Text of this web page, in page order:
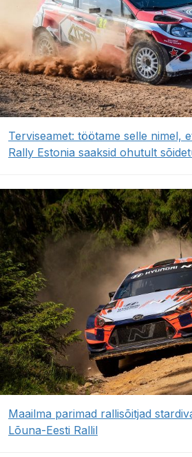
Terviseamet: töötame selle nimel,
Rally Estonia saaksid ohutult
Maailma parimad rallisõitjad
Lõuna-Eesti Rallil